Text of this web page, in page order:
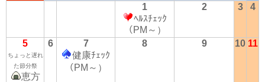
1
ﾍﾙｽﾁｪｯｸ
（PM～）
2 3 4
5
ちょっと遅れ
た節分祭
恵方
6
7
健康ﾁｪｯｸ
（PM～）
8 9 10 11